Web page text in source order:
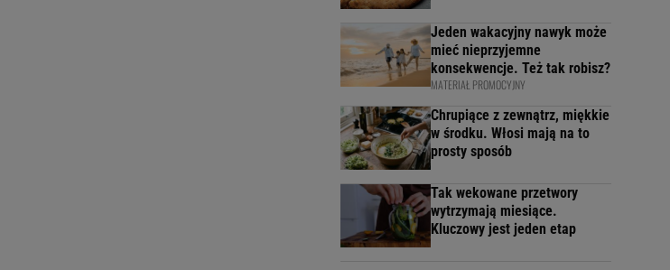
Jeden wakacyjny nawyk może
mieć nieprzyjemne
konsekwencje. Też tak robisz?
MATERIAŁ PROMOCYJNY
Chrupiące z zewnątrz, miękkie
w środku. Włosi mają na to
prosty sposób
Tak wekowane przetwory
wytrzymają miesiące.
Kluczowy jest jeden etap